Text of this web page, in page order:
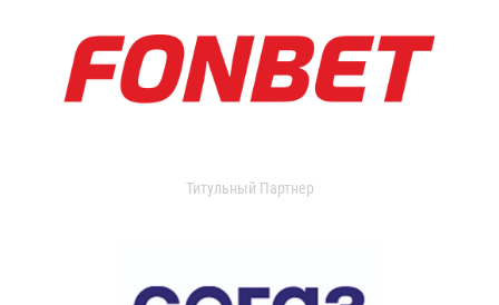
Титульный Партнер